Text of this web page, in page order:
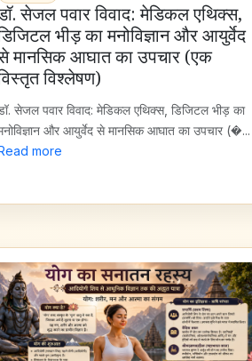
सेजल पवार विवाद: मेडिकल एथिक्स,
भीड़ का मनोविज्ञान और आयुर्वेद
मानसिक आघात का उपचार (एक
विश्लेषण)
सेजल पवार विवाद: मेडिकल एथिक्स, डिजिटल भीड़ का
और आयुर्वेद से मानसिक आघात का उपचार (�...
more